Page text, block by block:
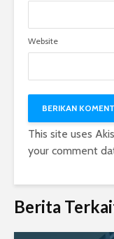
Website
This site uses
your comment
Berita